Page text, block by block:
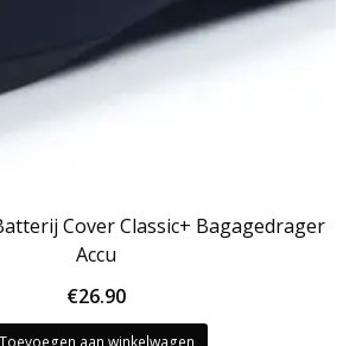
Cover Classic+ Bagagedrager
Accu
€26.90